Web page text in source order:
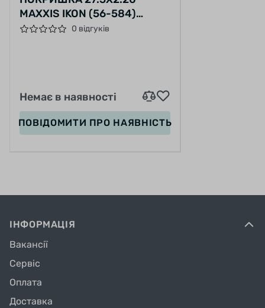
MAXXIS IKON (56-584)
60TPI, WIRE, ЧОРНА
0 відгуків
Немає в наявності
ПОВІДОМИТИ ПРО НАЯВНІСТЬ
ІНФОРМАЦІЯ
Вакансії
Сервіс
Оплата
Доставка